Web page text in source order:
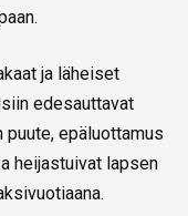
ja läheiset
edesauttavat
epäluottamus
heijastuivat lapsen